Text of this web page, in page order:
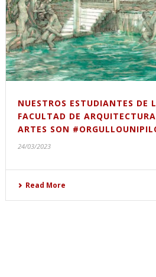
NUESTROS ESTUDIANTES DE
FACULTAD DE
ARTES SON
24/03/2023
Read More